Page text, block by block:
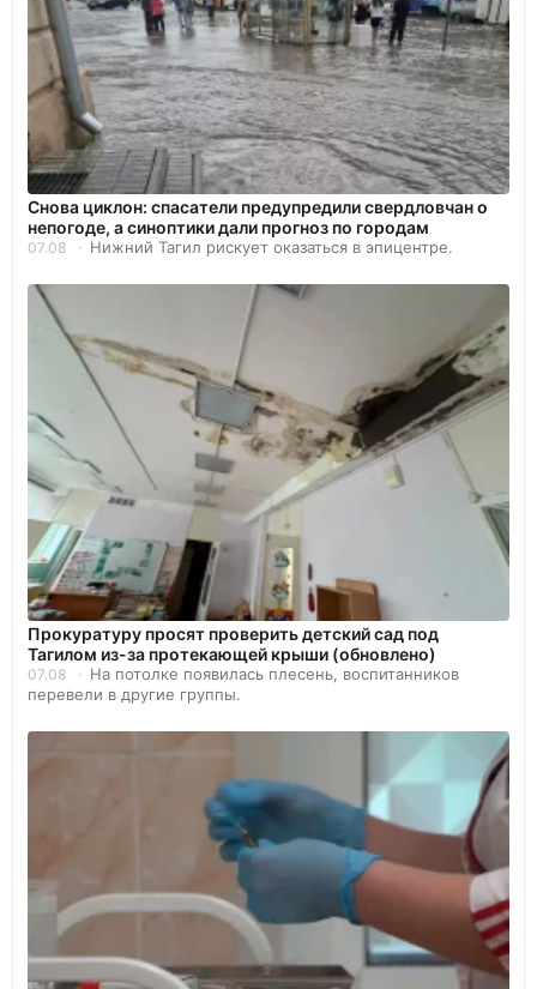
Снова циклон: спасатели предупредили свердловчан о
непогоде, а синоптики дали прогноз по городам
07.08 Нижний Тагил рискует оказаться в эпицентре.
Прокуратуру просят проверить детский сад под
Тагилом из-за протекающей крыши (обновлено)
07.08
На потолке появилась плесень, воспитанников
перевели в другие группы.